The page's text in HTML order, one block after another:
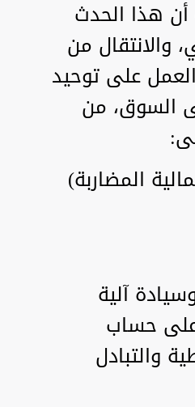
أن هذا الحدث
والانتقال من
العمل على توحيد
السوق، من
المضاربة)
آلية
على حساب
والتبادل